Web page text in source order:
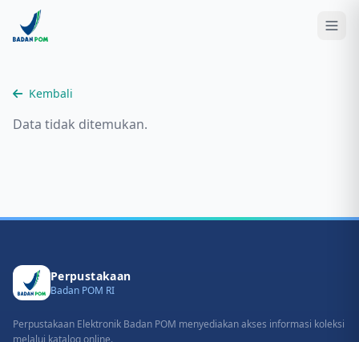
Kembali
Data tidak ditemukan.
Perpustakaan
Badan POM RI
Perpustakaan Elektronik Badan POM menyediakan akses informasi koleksi
melalui katalog online.